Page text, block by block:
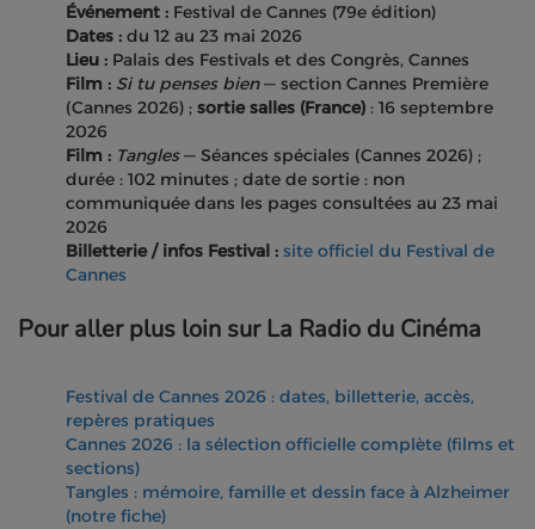
Événement : Festival de Cannes (79e édition)
Dates : du 12 au 23 mai 2026
Lieu : Palais des Festivals et des Congrès, Cannes
Film : Si tu penses bien— section Cannes Première
(Cannes 2026) ; sortie salles (France) : 16 septembre
2026
Film : Tangles— Séances spéciales (Cannes 2026) ;
durée : 102 minutes ; date de sortie : non
communiquée dans les pages consultées au 23 mai
2026
Billetterie / infos Festival : site officiel du Festival de
Cannes
Pour aller plus loin sur La Radio du Cinéma
Festival de Cannes 2026 : dates, billetterie, accès,
repères pratiques
Cannes 2026 : la sélection officielle complète (films et
sections)
Tangles : mémoire, famille et dessin face à Alzheimer
(notre fiche)